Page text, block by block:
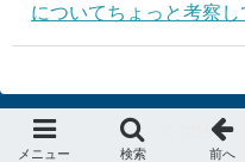
についてちょっと考察し
© 2015デ